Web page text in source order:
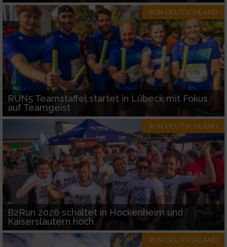
RUN-DEUTSCHLAND
RUN5 Teamstaffel startet in Lübeck mit Fokus
auf Teamgeist
RUN-DEUTSCHLAND
B2Run 2026 schaltet in Hockenheim und
Kaiserslautern hoch
RUN-DEUTSCHLAND